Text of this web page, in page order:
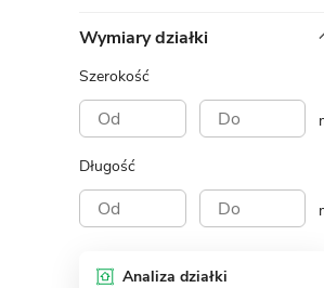
Wymiary działki
Szerokość
Długość
Analiza działki